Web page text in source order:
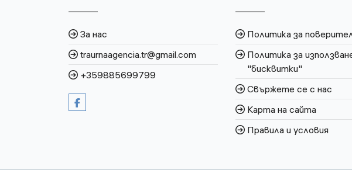
За нас
traurnaagencia.tr@gmail.com
+359885699799
Политика за
Политика за
"бисквитки"
Свържете се с нас
Карта на сайта
Правила и условия